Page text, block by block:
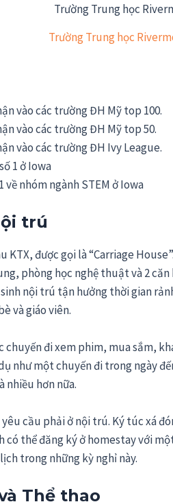
Trường Trung học
vào các trường ĐH Mỹ top 100.
vào các trường ĐH Mỹ top 50.
vào các trường ĐH Ivy League.
1 ở Iowa
về nhóm ngành STEM ở Iowa
trú
KTX, được gọi là “Carriage
phòng học nghệ thuật và 2
nội trú tận hưởng thời gian
và giáo viên.
chuyến đi xem phim, mua sắm,
như một chuyến đi trong ngày
nhiều hơn nữa.
cầu phải ở nội trú. Ký túc xá
có thể đăng ký ở homestay với
trong những kỳ nghỉ này.
Thể thao